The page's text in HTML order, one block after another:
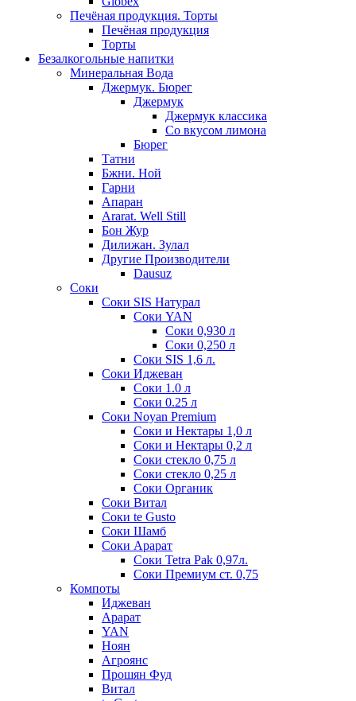
Печёная продукция. Торты
Печёная продукция
Торты
Безалкогольные напитки
Минеральная Вода
Джермук. Бюрег
Джермук
Джермук классика
Со вкусом лимона
Бюрег
Татни
Бжни. Ной
Гарни
Апаран
Ararat. Well Still
Бон Жур
Дилижан. Зулал
Другие Производители
Dausuz
Соки
Соки SIS Натурал
Соки YAN
Соки 0,930 л
Соки 0,250 л
Соки SIS 1,6 л.
Соки Иджеван
Соки 1.0 л
Соки 0.25 л
Соки Noyan Premium
Соки и Нектары 1,0 л
Соки и Нектары 0,2 л
Соки стекло 0,75 л
Соки стекло 0,25 л
Соки Органик
Соки Витал
Соки te Gusto
Соки Шамб
Соки Арарат
Соки Tetra Pak 0,97л.
Соки Премиум ст. 0,75
Компоты
Иджеван
Арарат
YAN
Ноян
Агроянс
Прошян Фуд
Витал